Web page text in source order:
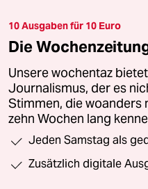
10 Ausgaben für 10 Euro
Die
Unsere wochentaz
Journalismus, der es
Stimmen, die woanders
zehn Wochen lang
Jeden Samstag als
Zusätzlich digitale